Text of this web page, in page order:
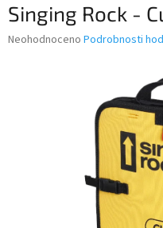
Singing Rock -
Průměrné
Neohodnoceno Podrobnosti